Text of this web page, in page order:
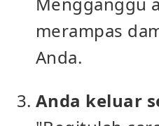
merampas
Anda.
Anda keluar